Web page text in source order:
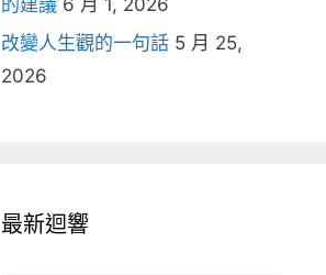
的建議 6 月 1, 2026
改變人生觀的一句話 5 月 25,
2026
最新迴響